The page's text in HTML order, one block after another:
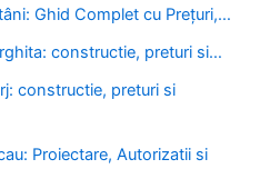
Ghid Complet cu Prețuri,…
constructie, preturi si…
constructie, preturi si
Proiectare, Autorizatii si